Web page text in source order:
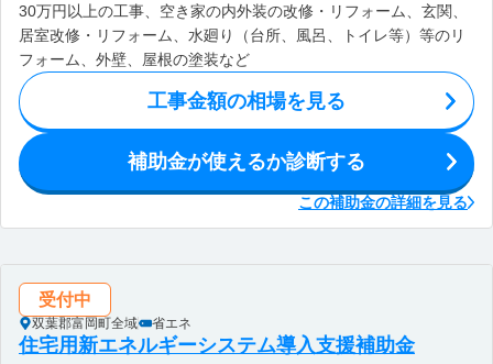
30万円以上の工事、空き家の内外装の改修・リフォーム、玄関、
居室改修・リフォーム、水廻り（台所、風呂、トイレ等）等のリ
フォーム、外壁、屋根の塗装など
工事金額の相場を見る
補助金が使えるか診断する
この補助金の詳細を見る
受付中
双葉郡富岡町全域 省エネ
住宅用新エネルギーシステム導入支援補助金